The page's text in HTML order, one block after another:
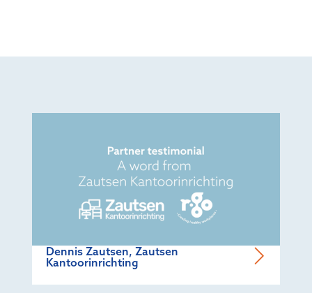
Dennis Zautsen, Zautsen
Kantoorinrichting